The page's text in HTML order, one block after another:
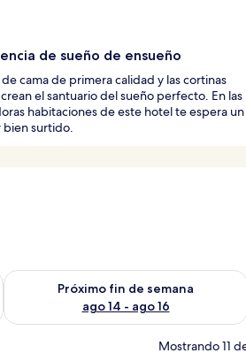
de sueño de ensueño
de cama de primera calidad y las cortinas
el santuario del sueño perfecto. En las
habitaciones de este hotel te espera un
bien surtido.
semana ago 7 - ago 9
Próximo fin de semana
ago 14 - ago 16
Consulta la disponibilidad para el
Mostrando 11